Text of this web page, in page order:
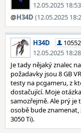
12.05.2025 18:53
@H34D (12.05.2025
H34D
10552
12.05.2025 18:28
Je tady nějaký znalec
požadavky jsou 8 GB
testy na pcgameru, z
dostačující. Moje
samozřejmě. Ale prý je
osobě bude znamenat,
3050 Ti).